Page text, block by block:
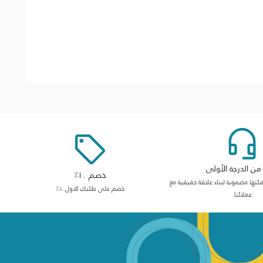
الدرجة الأولى
مضمونة لبناء علاقة حقيقية مع
عملائنا.
خصم ١٠٪
خصم على طلبك الاول١٠٪